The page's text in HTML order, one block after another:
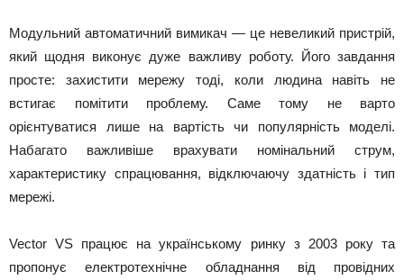
Модульний автоматичний вимикач — це невеликий пристрій,
який щодня виконує дуже важливу роботу. Його завдання
просте: захистити мережу тоді, коли людина навіть не
встигає помітити проблему. Саме тому не варто
орієнтуватися лише на вартість чи популярність моделі.
Набагато важливіше врахувати номінальний струм,
характеристику спрацювання, відключаючу здатність і тип
мережі.
Vector VS працює на українському ринку з 2003 року та
пропонує електротехнічне обладнання від провідних